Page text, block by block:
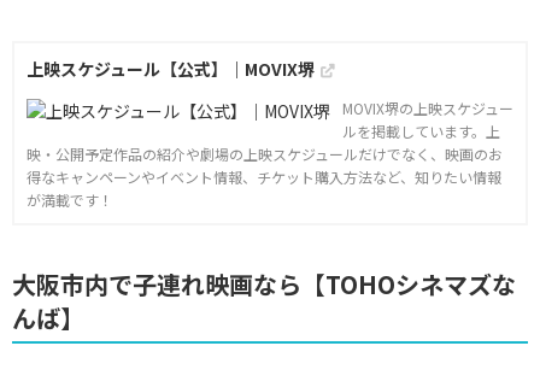
上映スケジュール【公式】｜MOVIX堺
MOVIX堺の上映スケジュー
ルを掲載しています。上
映・公開予定作品の紹介や劇場の上映スケジュールだけでなく、映画のお
得なキャンペーンやイベント情報、チケット購入方法など、知りたい情報
が満載です！
大阪市内で子連れ映画なら【TOHOシネマズな
んば】